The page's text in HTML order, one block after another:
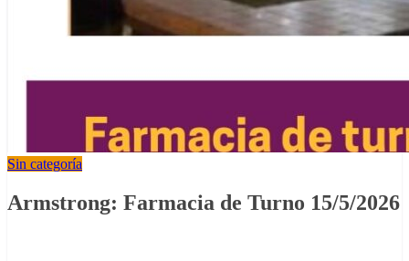
Sin categoría
Armstrong: Farmacia de Turno 15/5/2026